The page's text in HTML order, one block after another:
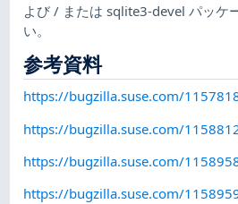
よび / または sqlite3-devel パッケ
い。
参考資料
https://bugzilla.suse.com/
https://bugzilla.suse.com/
https://bugzilla.suse.com/
https://bugzilla.suse.com/